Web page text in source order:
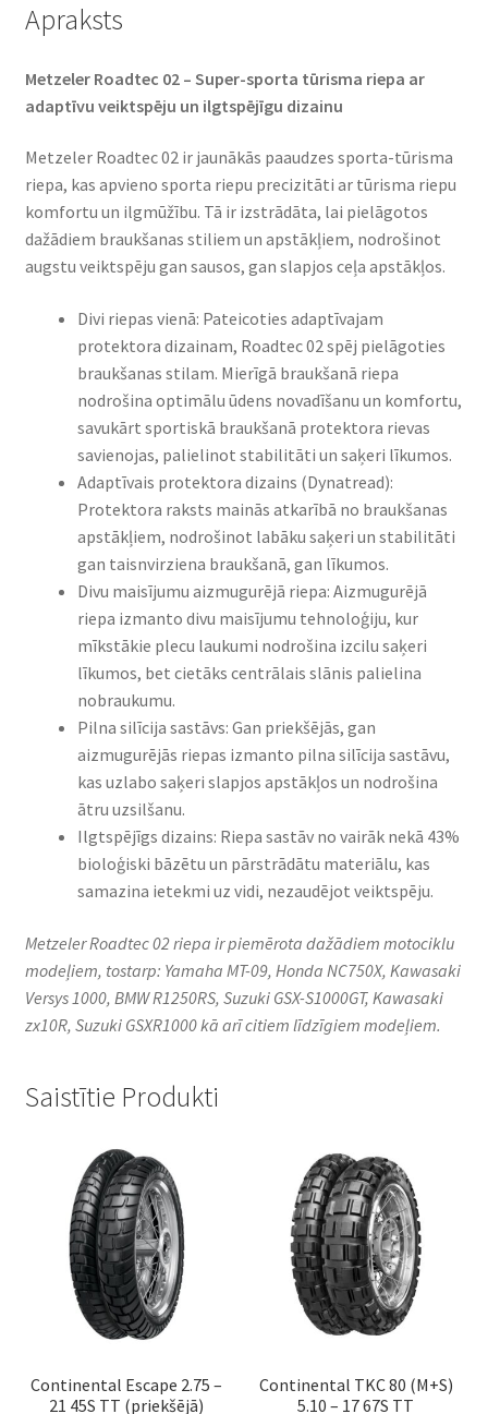
Apraksts
Metzeler Roadtec 02 – Super-sporta tūrisma riepa ar
adaptīvu veiktspēju un ilgtspējīgu dizainu
Metzeler Roadtec 02 ir jaunākās paaudzes sporta-tūrisma
riepa, kas apvieno sporta riepu precizitāti ar tūrisma riepu
komfortu un ilgmūžību. Tā ir izstrādāta, lai pielāgotos
dažādiem braukšanas stiliem un apstākļiem, nodrošinot
augstu veiktspēju gan sausos, gan slapjos ceļa apstākļos.
Divi riepas vienā: Pateicoties adaptīvajam
protektora dizainam, Roadtec 02 spēj pielāgoties
braukšanas stilam. Mierīgā braukšanā riepa
nodrošina optimālu ūdens novadīšanu un komfortu,
savukārt sportiskā braukšanā protektora rievas
savienojas, palielinot stabilitāti un saķeri līkumos.
Adaptīvais protektora dizains (Dynatread):
Protektora raksts mainās atkarībā no braukšanas
apstākļiem, nodrošinot labāku saķeri un stabilitāti
gan taisnvirziena braukšanā, gan līkumos.
Divu maisījumu aizmugurējā riepa: Aizmugurējā
riepa izmanto divu maisījumu tehnoloģiju, kur
mīkstākie plecu laukumi nodrošina izcilu saķeri
līkumos, bet cietāks centrālais slānis palielina
nobraukumu.
Pilna silīcija sastāvs: Gan priekšējās, gan
aizmugurējās riepas izmanto pilna silīcija sastāvu,
kas uzlabo saķeri slapjos apstākļos un nodrošina
ātru uzsilšanu.
Ilgtspējīgs dizains: Riepa sastāv no vairāk nekā 43%
bioloģiski bāzētu un pārstrādātu materiālu, kas
samazina ietekmi uz vidi, nezaudējot veiktspēju.
Metzeler Roadtec 02 riepa ir piemērota dažādiem motociklu
modeļiem, tostarp: Yamaha MT-09, Honda NC750X, Kawasaki
Versys 1000, BMW R1250RS, Suzuki GSX-S1000GT, Kawasaki
zx10R, Suzuki GSXR1000 kā arī citiem līdzīgiem modeļiem.
Saistītie Produkti
Continental Escape 2.75 –
21 45S TT (priekšējā)
Continental TKC 80 (M+S)
5.10 – 17 67S TT